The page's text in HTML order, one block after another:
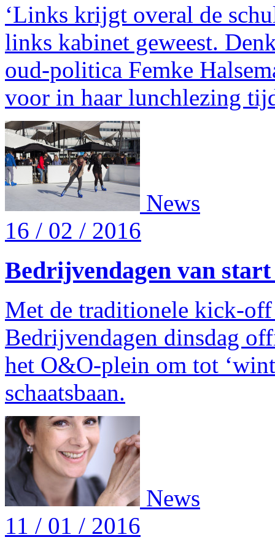
‘Links krijgt overal de
links kabinet geweest.
oud-politica Femke
voor in haar lunchlezing
News
16 / 02 / 2016
Bedrijvendagen van start
Met de traditionele kick-off
Bedrijvendagen dinsdag
het O&O-plein om tot
schaatsbaan.
News
11 / 01 / 2016